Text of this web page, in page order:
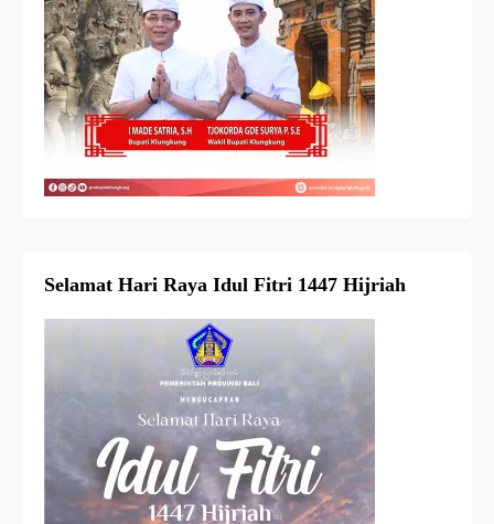
Selamat Hari Raya Idul Fitri 1447 Hijriah